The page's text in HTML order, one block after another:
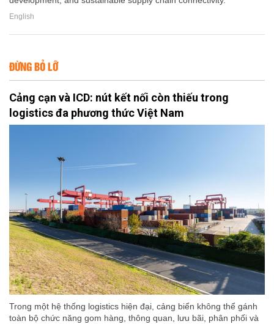
English
ĐỪNG BỎ LỠ
Cảng cạn và ICD: nút kết nối còn thiếu trong
logistics đa phương thức Việt Nam
Trong một hệ thống logistics hiện đại, cảng biển không thể gánh
toàn bộ chức năng gom hàng, thông quan, lưu bãi, phân phối và